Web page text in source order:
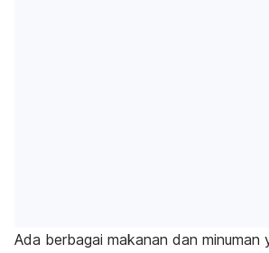
Ada berbagai makanan dan minuman